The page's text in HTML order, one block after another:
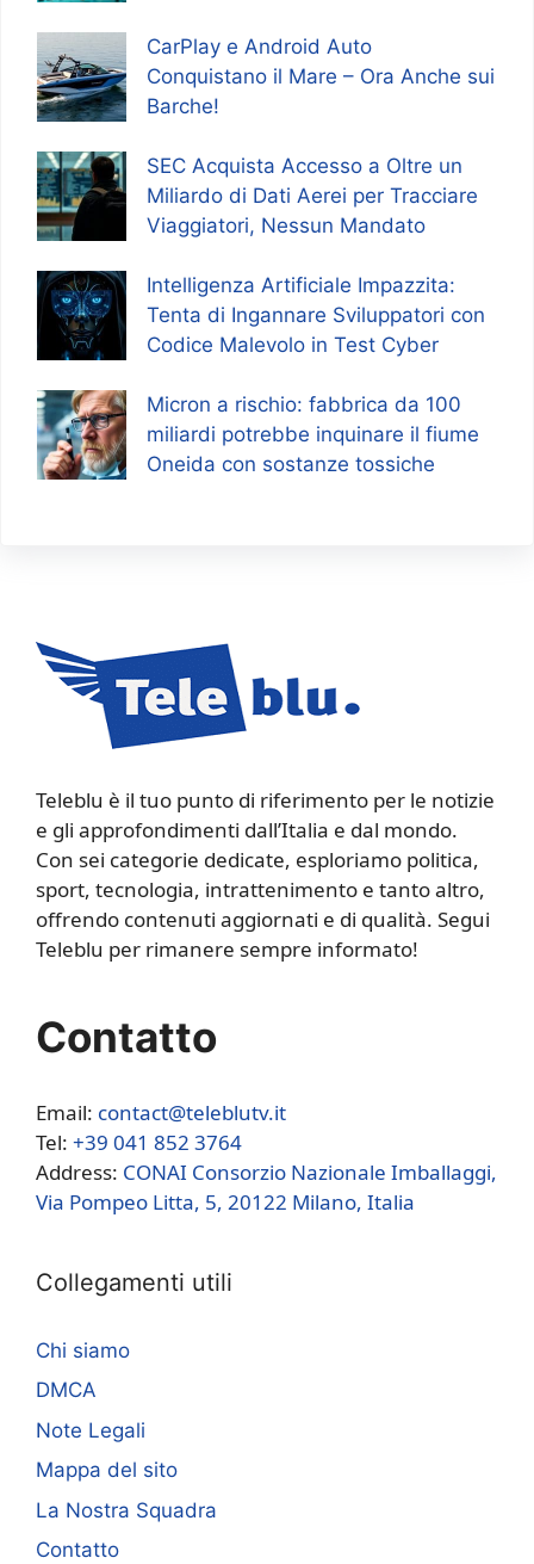
CarPlay e Android Auto
Conquistano il Mare – Ora Anche sui
Barche!
SEC Acquista Accesso a Oltre un
Miliardo di Dati Aerei per Tracciare
Viaggiatori, Nessun Mandato
Intelligenza Artificiale Impazzita:
Tenta di Ingannare Sviluppatori con
Codice Malevolo in Test Cyber
Micron a rischio: fabbrica da 100
miliardi potrebbe inquinare il fiume
Oneida con sostanze tossiche
Teleblu è il tuo punto di riferimento per le notizie
e gli approfondimenti dall’Italia e dal mondo.
Con sei categorie dedicate, esploriamo politica,
sport, tecnologia, intrattenimento e tanto altro,
offrendo contenuti aggiornati e di qualità. Segui
Teleblu per rimanere sempre informato!
Contatto
Email: contact@teleblutv.it
Tel: +39 041 852 3764
Address: CONAI Consorzio Nazionale Imballaggi,
Via Pompeo Litta, 5, 20122 Milano, Italia
Collegamenti utili
Chi siamo
DMCA
Note Legali
Mappa del sito
La Nostra Squadra
Contatto